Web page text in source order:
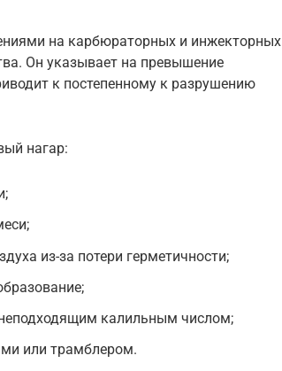
на карбюраторных и инжекторных
Он указывает на превышение
к постепенному к разрушению
нагар:
из-за потери герметичности;
калильным числом;
или трамблером.